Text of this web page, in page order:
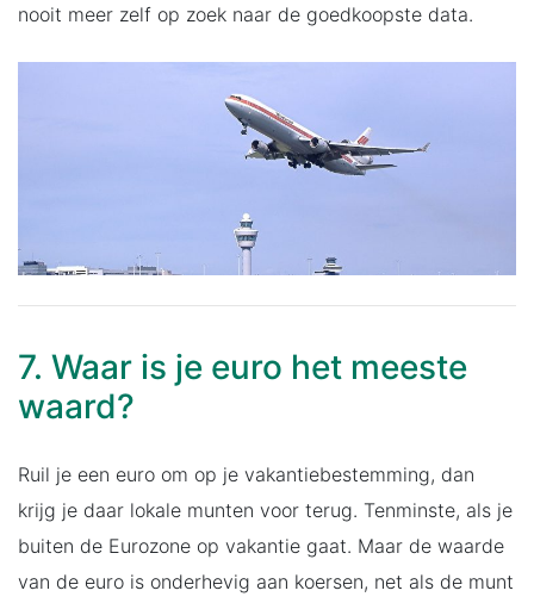
nooit meer zelf op zoek naar de goedkoopste data.
7. Waar is je euro het meeste
waard?
Ruil je een euro om op je vakantiebestemming, dan
krijg je daar lokale munten voor terug. Tenminste, als je
buiten de Eurozone op vakantie gaat. Maar de waarde
van de euro is onderhevig aan koersen, net als de munt